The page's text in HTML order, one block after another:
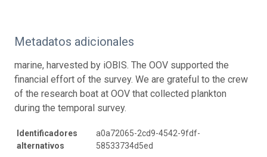
Metadatos adicionales
marine, harvested by iOBIS. The OOV supported the
financial effort of the survey. We are grateful to the crew
of the research boat at OOV that collected plankton
during the temporal survey.
Identificadores
alternativos
a0a72065-2cd9-4542-9fdf-
58533734d5ed